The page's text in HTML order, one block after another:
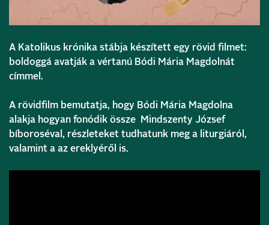
A Katolikus krónika stábja készített egy rövid filmet:
boldoggá avatják a vértanú Bódi Mária Magdolnát
címmel.
A rövidfilm bemutatja, hogy Bódi Mária Magdolna
alakja hogyan fonódik össze Mindszenty József
bíboroséval, részleteket tudhatunk meg a liturgiáról,
valamint a az ereklyéről is.